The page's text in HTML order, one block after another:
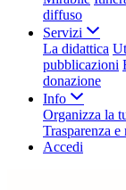
diffuso
Servizi
La didattica
pubblicazioni
donazione
Info
Organizza la
Trasparenza
Accedi